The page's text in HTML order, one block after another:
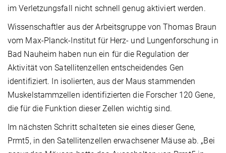
im Verletzungsfall nicht schnell genug aktiviert werden.
Wissenschaftler aus der Arbeitsgruppe von Thomas Braun
vom Max-Planck-Institut für Herz- und Lungenforschung in
Bad Nauheim haben nun ein für die Regulation der
Aktivität von Satellitenzellen entscheidendes Gen
identifiziert. In isolierten, aus der Maus stammenden
Muskelstammzellen identifizierten die Forscher 120 Gene,
die für die Funktion dieser Zellen wichtig sind.
Im nächsten Schritt schalteten sie eines dieser Gene,
Prmt5, in den Satellitenzellen erwachsener Mäuse ab. „Bei